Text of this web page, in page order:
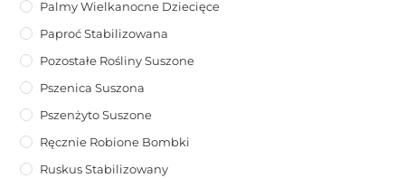
Palmy Wielkanocne Dziecięce
Paproć Stabilizowana
Pozostałe Rośliny Suszone
Pszenica Suszona
Pszenżyto Suszone
Ręcznie Robione Bombki
Ruskus Stabilizowany